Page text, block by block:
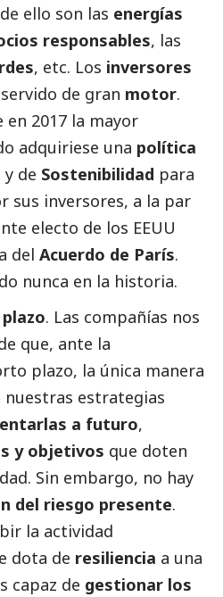
ello son las energías
responsables, las
, etc. Los inversores
de gran motor.
en 2017 la mayor
adquiriese una política
y de Sostenibilidad para
sus inversores, a la par
electo de los EEUU
del Acuerdo de París.
nunca en la historia.
plazo. Las compañías nos
que, ante la
plazo, la única manera
nuestras estrategias
a futuro,
y objetivos que doten
Sin embargo, no hay
del riesgo presente.
la actividad
dota de resiliencia a una
capaz de gestionar los